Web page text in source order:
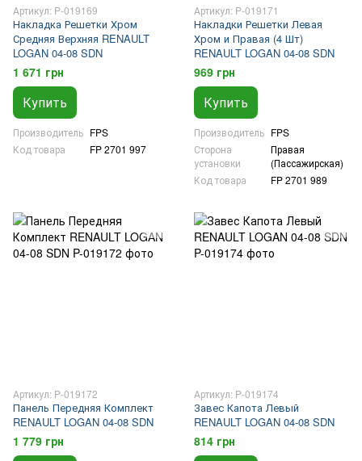
Артикул: P-019169
Накладка Решетки Хром
Средняя Верхняя RENAULT
LOGAN 04-08 SDN
1 671 грн
Купить
Производитель FPS
Код товара
FP 2701 997
Артикул: P-019171
Накладки Решетки Левая
Хром и Правая (4 Шт)
RENAULT LOGAN 04-08 SDN
969 грн
Купить
Производитель FPS
Сторона
установки
Правая
(Пассажирская)
Код товара
FP 2701 989
Артикул: P-019172
Панель Передняя Комплект
RENAULT LOGAN 04-08 SDN
1 779 грн
Артикул: P-019174
Завес Капота Левый
RENAULT LOGAN 04-08 SDN
814 грн